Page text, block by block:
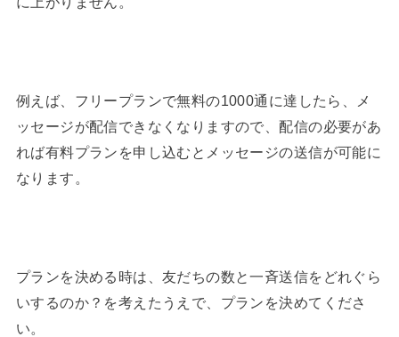
例えば、フリープランで無料の1000通に達したら、メ
ッセージが配信できなくなりますので、配信の必要があ
れば有料プランを申し込むとメッセージの送信が可能に
なります。
プランを決める時は、友だちの数と一斉送信をどれぐら
いするのか？を考えたうえで、プランを決めてくださ
い。